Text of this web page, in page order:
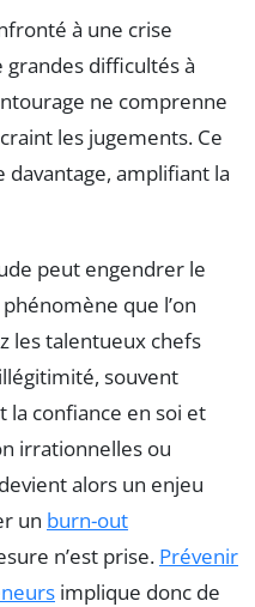
à une crise
difficultés à
ne comprenne
les jugements. Ce
amplifiant la
peut engendrer le
que l’on
les talentueux chefs
souvent
confiance en soi et
irrationnelles ou
alors un enjeu
un burn-out
n’est prise. Prévenir
implique donc de